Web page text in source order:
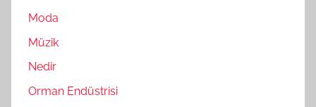
Moda
Müzik
Nedir
Orman Endüstrisi